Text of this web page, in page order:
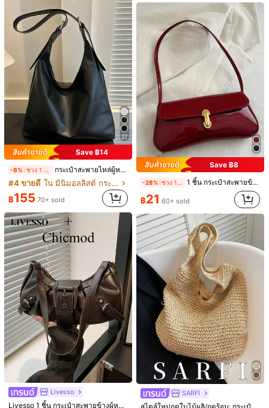
FEISTURE
FEISTURE กระเป๋าสะพายไหล่ผู้หญิงลายสานวินเทจความจุขนาดใหญ่ 1 ชิ้น กระเป๋าโท้ตแฟชั่นสำหรับเดินทาง เหมาะสำหรับเด็กผู้หญิง ผู้หญิง นักศึกษามหาวิทยาลัย มืออาชีพใหม่ และพนักงานออฟฟิศ เหมาะสำหรับทำงาน ธุรกิจ การเดินทาง และโรงเรียน
#6 ขายดี
ใน ถักเปีย กระเป๋าสะพายผู้หญิง
฿351
9
Taya
-7% ช่วง 1 วันที่ผ่านมา กระเป๋าสะพายใต้แขนทรงสี่เหลี่ยมแฟชั่นวินเทจสไตล์ Y2K สีพื้น แต่งจีบ เปิดซิป พร้อมหัวเข็มขัดโลหะ น้ำหนักเบา มินิมอล เหมาะสำหรับผู้หญิง ใช้ในชีวิตประจำวัน ลำลอง ไปทำงาน เดินทาง และนักเรียน
#1 ขายดี
฿18570+ sold
Bagify
กระเป๋าสะพายไหล่ใต้แขนผู้หญิง หนังเทียมวินเทจ ตกแต่งฝา เหมาะสำหรับเดท ออกไปข้างนอก งานสังสรรค์ สไตล์ยุค 90
#2 ขายดี ใน สีแดง กระเป๋าสะพายผู้หญิง
(1000+)
#2 ขายดี ใน สีแดง กระเป๋าสะพายผู้หญิง
(1000+)
#2 ขายดี ใน สีแดง กระเป๋าสะพายผู้หญิง
(1000+)
#2 ขายดี ใน สีแดง กระเป๋าสะพายผู้หญิง
(1000+)
17970+ sold
ChicMix
-15% ช่วง 1 วันที่ผ่านมา กระเป๋าสะพายไหล่ลายจุดพิมพ์เต็มตัวความจุขนาดใหญ่ ใช้งานได้จริงสำหรับเดินทาง ลายคลาสสิกอเนกประสงค์ ซิปคู่ กระเป๋าถือผู้หญิงที่หรูหรา ไม่มีอุปกรณ์แขวน เหมาะสำหรับการช้อปปิ้ง กระเป๋าสตางค์ ผู้หญิงวัยรุ่น นักศึกษามหาวิทยาลัย ผู้เริ่มต้นทำงาน พนักงานออฟฟิศ เหมาะมากสำหรับสำนักงาน มหาวิทยาลัย การทำงาน ธุรกิจ การเดินทาง กิจกรรมกลางแจ้ง การท่องเที่ยวและการออกไปข้างนอก
#2 ขายดี
ใน ซิป กระเป๋าสะพายผู้หญิง
฿178
โดยประมาณ
27
Save ฿14
-8% กระเป๋าสะพายไหล่ผู้หญิงสีพื้นนุ่มความจุขนาดใหญ่สไตล์วินเทจ, กระเป๋าสะพายข้างอเนกประสงค์, กระเป๋าสะพายไหล่ผู้หญิงถือด้วยมือ, กระเป๋าสะพายข้างความจุขนาดใหญ่, กระเป๋าทำงานแบบสบายๆ, กระเป๋าผู้หญิงความจุขนาดใหญ่แฟชั่นใหม่
#4 ขายดี
ใน มินิมอลลิสต์ กระเป๋าสะพายผู้หญิง
฿155 70+ sold
Livesso
Livesso 1 ชิ้น กระเป๋าสะพายข้างผู้หญิงสไตล์วินเทจ บิกเกอร์ พังค์ ตกแต่งด้วยหมุด ปรับสายได้ ความจุขนาดใหญ่ ทำจากหนังเทียมมัน เฉดสีโอมเบร์ เหมาะสำหรับใช้งาน การเดินทาง วันออก งานปาร์ตี้
Save ฿8
-28% 1 ชิ้น กระเป๋าสะพายข้างผู้หญิงหนังเทียมเคลือบน้ำมันสไตล์วินเทจ เหมาะสำหรับการออกเดท การออกไปข้างนอก งานปาร์ตี้ งานเลี้ยง ความสวยงาม
฿21 60+ sold
SARFI